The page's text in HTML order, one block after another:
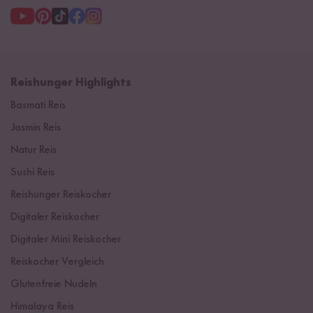
Reishunger Highlights
Basmati Reis
Jasmin Reis
Natur Reis
Sushi Reis
Reishunger Reiskocher
Digitaler Reiskocher
Digitaler Mini Reiskocher
Reiskocher Vergleich
Glutenfreie Nudeln
Himalaya Reis